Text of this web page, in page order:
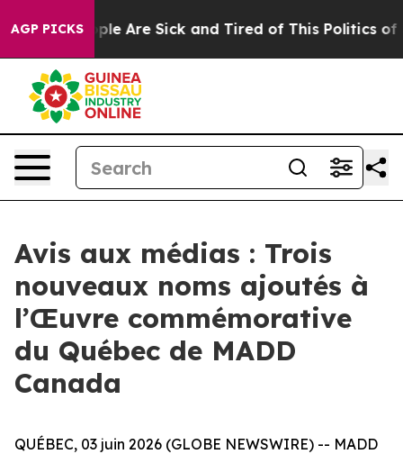
AGP PICKS
“People Are Sick and Tired of This Politics of
Avis aux médias : Trois
nouveaux noms ajoutés à
l’Œuvre commémorative
du Québec de MADD
Canada
QUÉBEC, 03 juin 2026 (GLOBE NEWSWIRE) -- MADD